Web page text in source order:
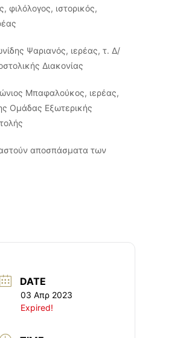
φιλόλογος, ιστορικός,
Ψαριανός, ιερέας, τ. Δ/
Διακονίας
Μπαφαλούκος, ιερέας,
Ομάδας Εξωτερικής
αποσπάσματα των
DATE
03 Απρ 2023
Expired!